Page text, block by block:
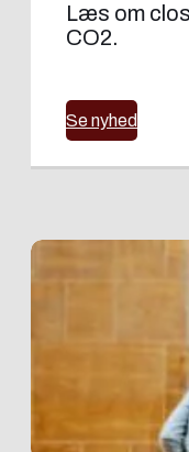
Læs om
CO2.
Se nyhed